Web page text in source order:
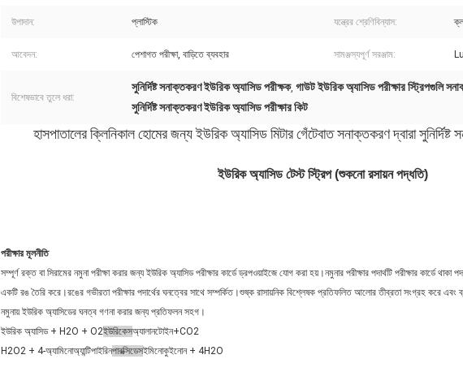
উপাদান: প্লাস্টিক যন্ত্রের শ্রেণিবিন্যাস:
আবেদন: পেশাগত পরীক্ষা, বাড়িতে ব্যবহার সামঞ্জস্যপূর্ণ সরঞ্জাম:
বিশেষভাবে তুলে ধরা:
সুনির্দিষ্ট সনাক্তকরণ ইউরিক অ্যাসিড পরীক্ষক, গাউট ইউরিক অ্যাসিড পরীক্ষার স্ট্রিপগুলি
সুনির্দিষ্ট সনাক্তকরণ ইউরিক অ্যাসিড পরীক্ষার কিট
হাসপাতালের ক্লিনিকাল হোমের জন্য ইউরিক অ্যাসিড মিটার গেঁটেবাত সনাক্তকরণ দ্বারা
ইউরিক অ্যাসিড টেস্ট স্ট্রিপ (শুকনো রসায়ন পদ্ধতি)
পরীক্ষার মূলনীতি
সম্পূর্ণ রক্ত ​​বা সিরামের নমুনা পরীক্ষা করার জন্য ইউরিক অ্যাসিড পরীক্ষার কার্ডে ড্রপওয়াইজে যোগ করা হয়।নমুনার পরীক্ষার পদার্থটি পরীক্ষার কার্ডে থাকা
একটি রঙ তৈরি করে।রঙের গভীরতা পরীক্ষার পদার্থের ঘনত্বের সাথে সম্পর্কিত।শুষ্ক রাসায়নিক বিশ্লেষক প্রতিফলিত আলোর তীব্রতা সংগ্রহ করে এবং
নমুনায় ইউরিক অ্যাসিডের ঘনত্ব গণনা করার জন্য প্রতিফলন সহগ।
ইউরিক অ্যাসিড + H2O + O2ইউরিকেসঅ্যালানটোইন+CO2
H2O2 + 4-অ্যামিনোঅ্যান্টিপাইরিনপারক্সিডেসইমিনোকুইনোন + 4H2O